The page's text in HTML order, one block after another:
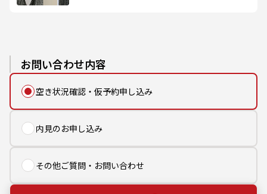
お問い合わせ内容
空き状況確認・仮予約申し込み
内見のお申し込み
その他ご質問・お問い合わせ